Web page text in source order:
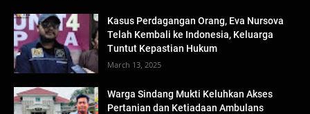
Kasus Perdagangan Orang, Eva Nursova
Telah Kembali ke Indonesia, Keluarga
Tuntut Kepastian Hukum
March 13, 2025
Warga Sindang Mukti Keluhkan Akses
Pertanian dan Ketiadaan Ambulans